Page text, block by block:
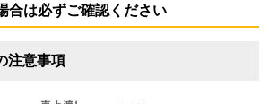
合は必ずご確認ください
注意事項